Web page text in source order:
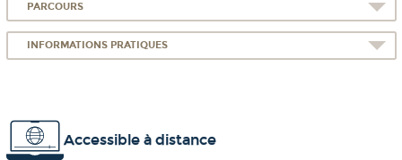
PARCOURS
INFORMATIONS PRATIQUES
Accessible à distance